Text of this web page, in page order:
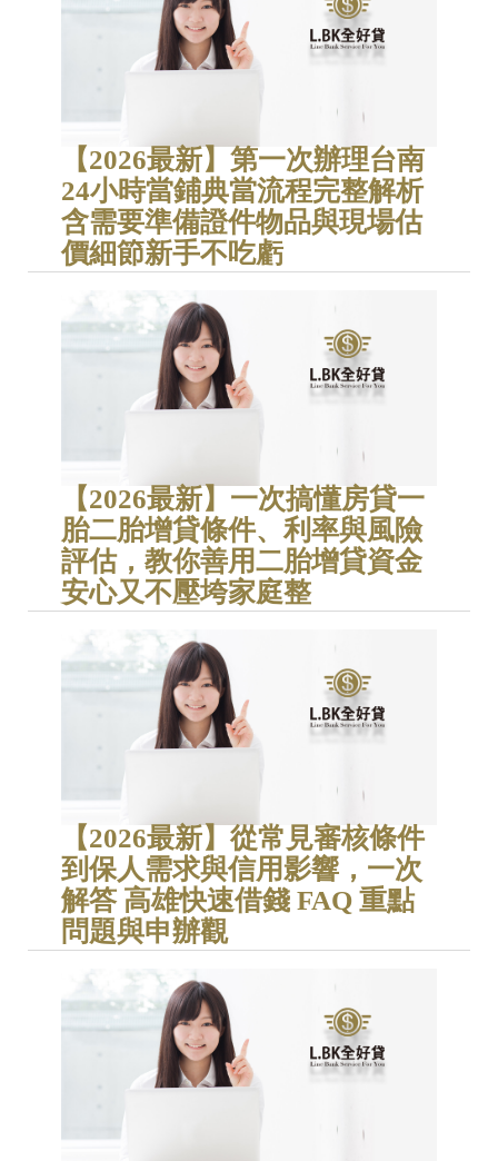
【2026最新】第一次辦理台南
24小時當鋪典當流程完整解析
含需要準備證件物品與現場估
價細節新手不吃虧
【2026最新】一次搞懂房貸一
胎二胎增貸條件、利率與風險
評估，教你善用二胎增貸資金
安心又不壓垮家庭整
【2026最新】從常見審核條件
到保人需求與信用影響，一次
解答 高雄快速借錢 FAQ 重點
問題與申辦觀